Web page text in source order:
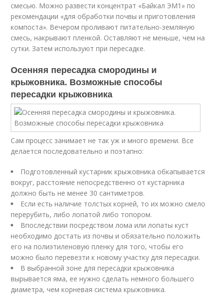
смесью. Можно развести концентрат «Байкал ЭМ1» по
рекомендации «для обработки почвы и приготовления
компоста». Вечером проливают питательно-земляную
смесь, накрывают пленкой. Оставляют не меньше, чем на
сутки. Затем используют при пересадке.
Осенняя пересадка смородины и
крыжовника. Возможные способы
пересадки крыжовника
Сам процесс занимает не так уж и много времени. Все
делается последовательно и поэтапно:
Подготовленный кустарник крыжовника обкапывается
вокруг, расстояние непосредственно от кустарника
должно быть не менее 30 сантиметров.
Если есть наличие толстых корней, то их можно смело
перерубить, либо лопатой либо топором.
Впоследствии посредством лома или лопаты куст
необходимо достать из почвы и обязательно положить
его на полиэтиленовую пленку для того, чтобы его
можно было перевезти к новому участку для пересадки.
В выбранной зоне для пересадки крыжовника
вырывается яма, ее нужно сделать немного большего
диаметра, чем корневая система крыжовника.